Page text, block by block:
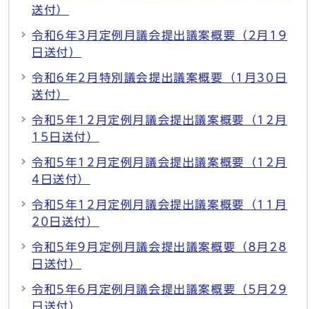
送付）
令和6年3月定例月議会提出議案概要（2月19
日送付）
令和6年2月特別議会提出議案概要（1月30日
送付）
令和5年12月定例月議会提出議案概要（12月
15日送付）
令和5年12月定例月議会提出議案概要（12月
4日送付）
令和5年12月定例月議会提出議案概要（11月
20日送付）
令和5年9月定例月議会提出議案概要（8月28
日送付）
令和5年6月定例月議会提出議案概要（5月29
日送付）